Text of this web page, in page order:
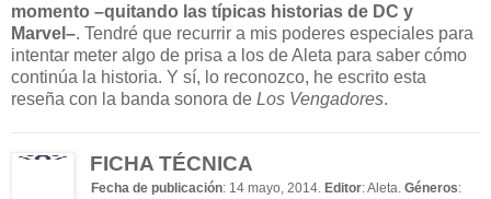
momento –quitando las típicas historias de DC y
Marvel–. Tendré que recurrir a mis poderes especiales para
intentar meter algo de prisa a los de Aleta para saber cómo
continúa la historia. Y sí, lo reconozco, he escrito esta
reseña con la banda sonora de Los Vengadores.
FICHA TÉCNICA
Fecha de publicación: 14 mayo, 2014. Editor: Aleta. Géneros: